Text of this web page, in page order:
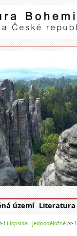
území Literatura
Liliopsida - jednoděložné >>